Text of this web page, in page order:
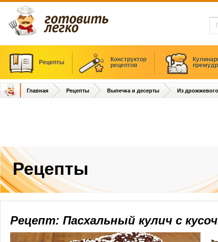
Рецепты
Конструктор
рецептов
Главная Рецепты Выпечка и десерты Из дрожжевого
Рецепты
Рецепт: Пасхальный кулич с